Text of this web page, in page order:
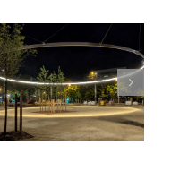
Parvis du Pont Neuf et
de La Samaritaine